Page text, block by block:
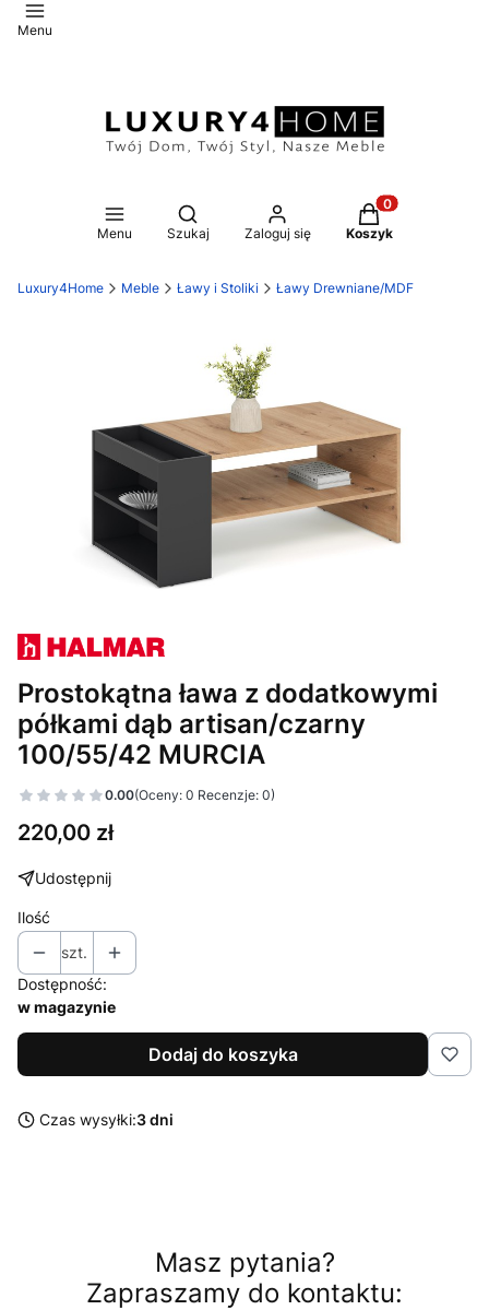
Menu
Menu
Otwórz wyszukiwarkę
Szukaj Zaloguj się
Produkty w
Koszyk
Luxury4Home Meble Ławy i Stoliki Ławy Drewniane/MDF
Prostokątna ława z dodatkowymi
półkami dąb artisan/czarny
100/55/42 MURCIA
0.00(Oceny: 0 Recenzje: 0)
Cena
220,00 zł
Udostępnij
Ilość
szt.
Dostępność:
w magazynie
Dodaj do koszyka
Czas wysyłki:3 dni
Masz pytania?
Zapraszamy do kontaktu: